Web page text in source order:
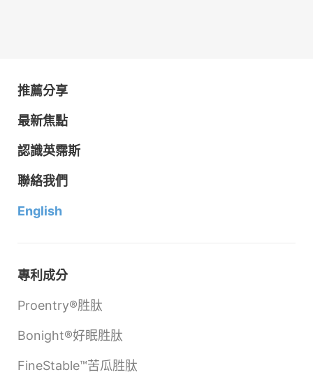
推薦分享
最新焦點
認識英霈斯
聯絡我們
English
專利成分
Proentry®胜肽
Bonight®好眠胜肽
FineStable™苦瓜胜肽